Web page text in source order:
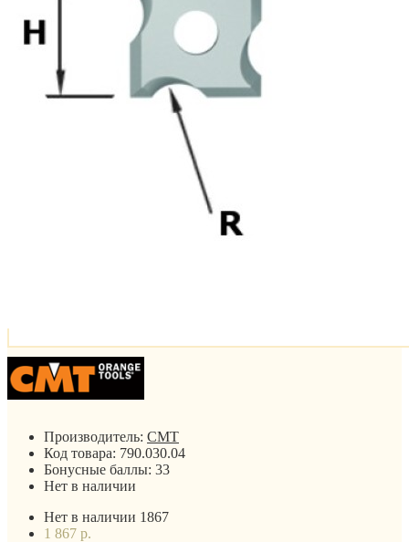
Производитель: CMT
Код товара: 790.030.04
Бонусные баллы: 33
Нет в наличии
Нет в наличии 1867
1 867 р.